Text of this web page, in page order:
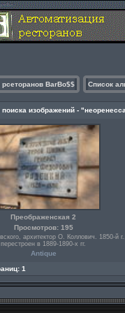
BarBo$$ Список
изображений -
Преображенская 2
Просмотров: 195
архитектор О. Коллович. 1850-й г.,
перестроен в 1889-1890-х гг.
Antique
1